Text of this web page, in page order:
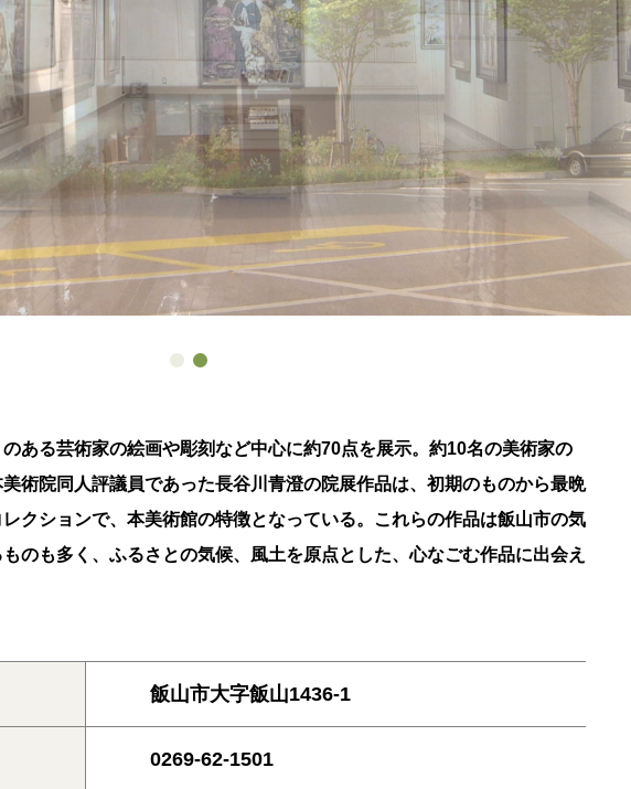
ある芸術家の絵画や彫刻など中心に約70点を展示。約10名の美術家の
術院同人評議員であった長谷川青澄の院展作品は、初期のものから最晩
クションで、本美術館の特徴となっている。これらの作品は飯山市の気
のも多く、ふるさとの気候、風土を原点とした、心なごむ作品に出会え
飯山市大字飯山1436-1
0269-62-1501